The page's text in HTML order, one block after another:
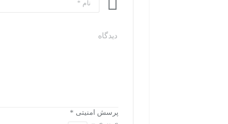
پرسش امنیتی *